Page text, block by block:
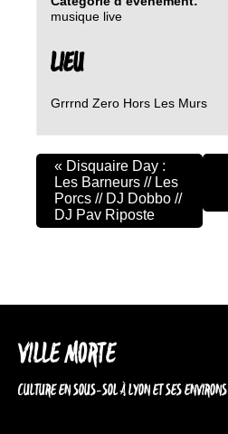
musique live
LIEU
Grrrnd Zero Hors Les Murs
« Disquaire Day :
Les Barneurs // Les
Porcs // DJ Dobbo //
DJ Pav Riposte
VILLE MORTE
CULTURE EN SOUS-SOL À LYON ET SES ENVIRONS